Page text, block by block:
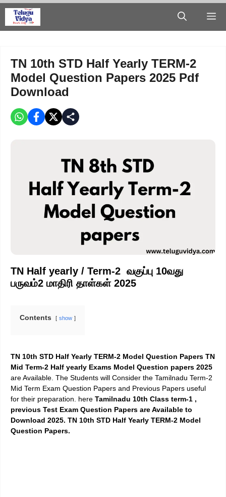
Skip
TN 10th STD Half Yearly TERM-2
Model Question Papers 2025 Pdf
Download
TN Half yearly / Term-2 வகுப்பு 10வது
பருவம்2 மாதிரி தாள்கள் 2025
Contents show
TN 10th STD Half Yearly TERM-2 Model Question Papers TN
Mid Term-2 Half yearly Exams Model Question papers 2025
are Available. The Students will Consider the Tamilnadu Term-2
Mid Term Exam Question Papers and Previous Papers useful
for their preparation. here Tamilnadu 10th Class term-1 ,
previous Test Exam Question Papers are Available to
Download 2025. TN 10th STD Half Yearly TERM-2 Model
Question Papers.